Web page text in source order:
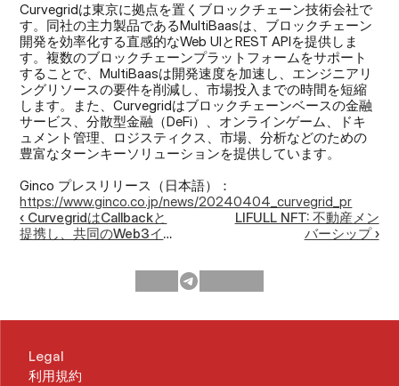
Curvegridは東京に拠点を置くブロックチェーン技術会社で
す。同社の主力製品であるMultiBaasは、ブロックチェーン
開発を効率化する直感的なWeb UIとREST APIを提供しま
す。複数のブロックチェーンプラットフォームをサポート
することで、MultiBaasは開発速度を加速し、エンジニアリ
ングリソースの要件を削減し、市場投入までの時間を短縮
します。また、Curvegridはブロックチェーンベースの金融
サービス、分散型金融（DeFi）、オンラインゲーム、ドキ
ュメント管理、ロジスティクス、市場、分析などのための
豊富なターンキーソリューションを提供しています。
Ginco プレスリリース（日本語）：
https://www.ginco.co.jp/news/20240404_curvegrid_pr
‹ CurvegridはCallbackと
提携し、共同のWeb3イ
LIFULL NFT: 不動産メン
バーシップ ›
Legal
利用規約